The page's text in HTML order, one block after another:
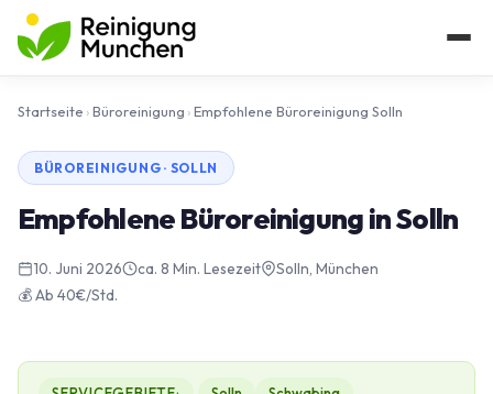
Startseite ›Büroreinigung ›Empfohlene Büroreinigung Solln
BÜROREINIGUNG · SOLLN
Empfohlene Büroreinigung in Solln
10. Juni 2026 ca. 8 Min. Lesezeit
Solln, München
💰 Ab 40€/Std.